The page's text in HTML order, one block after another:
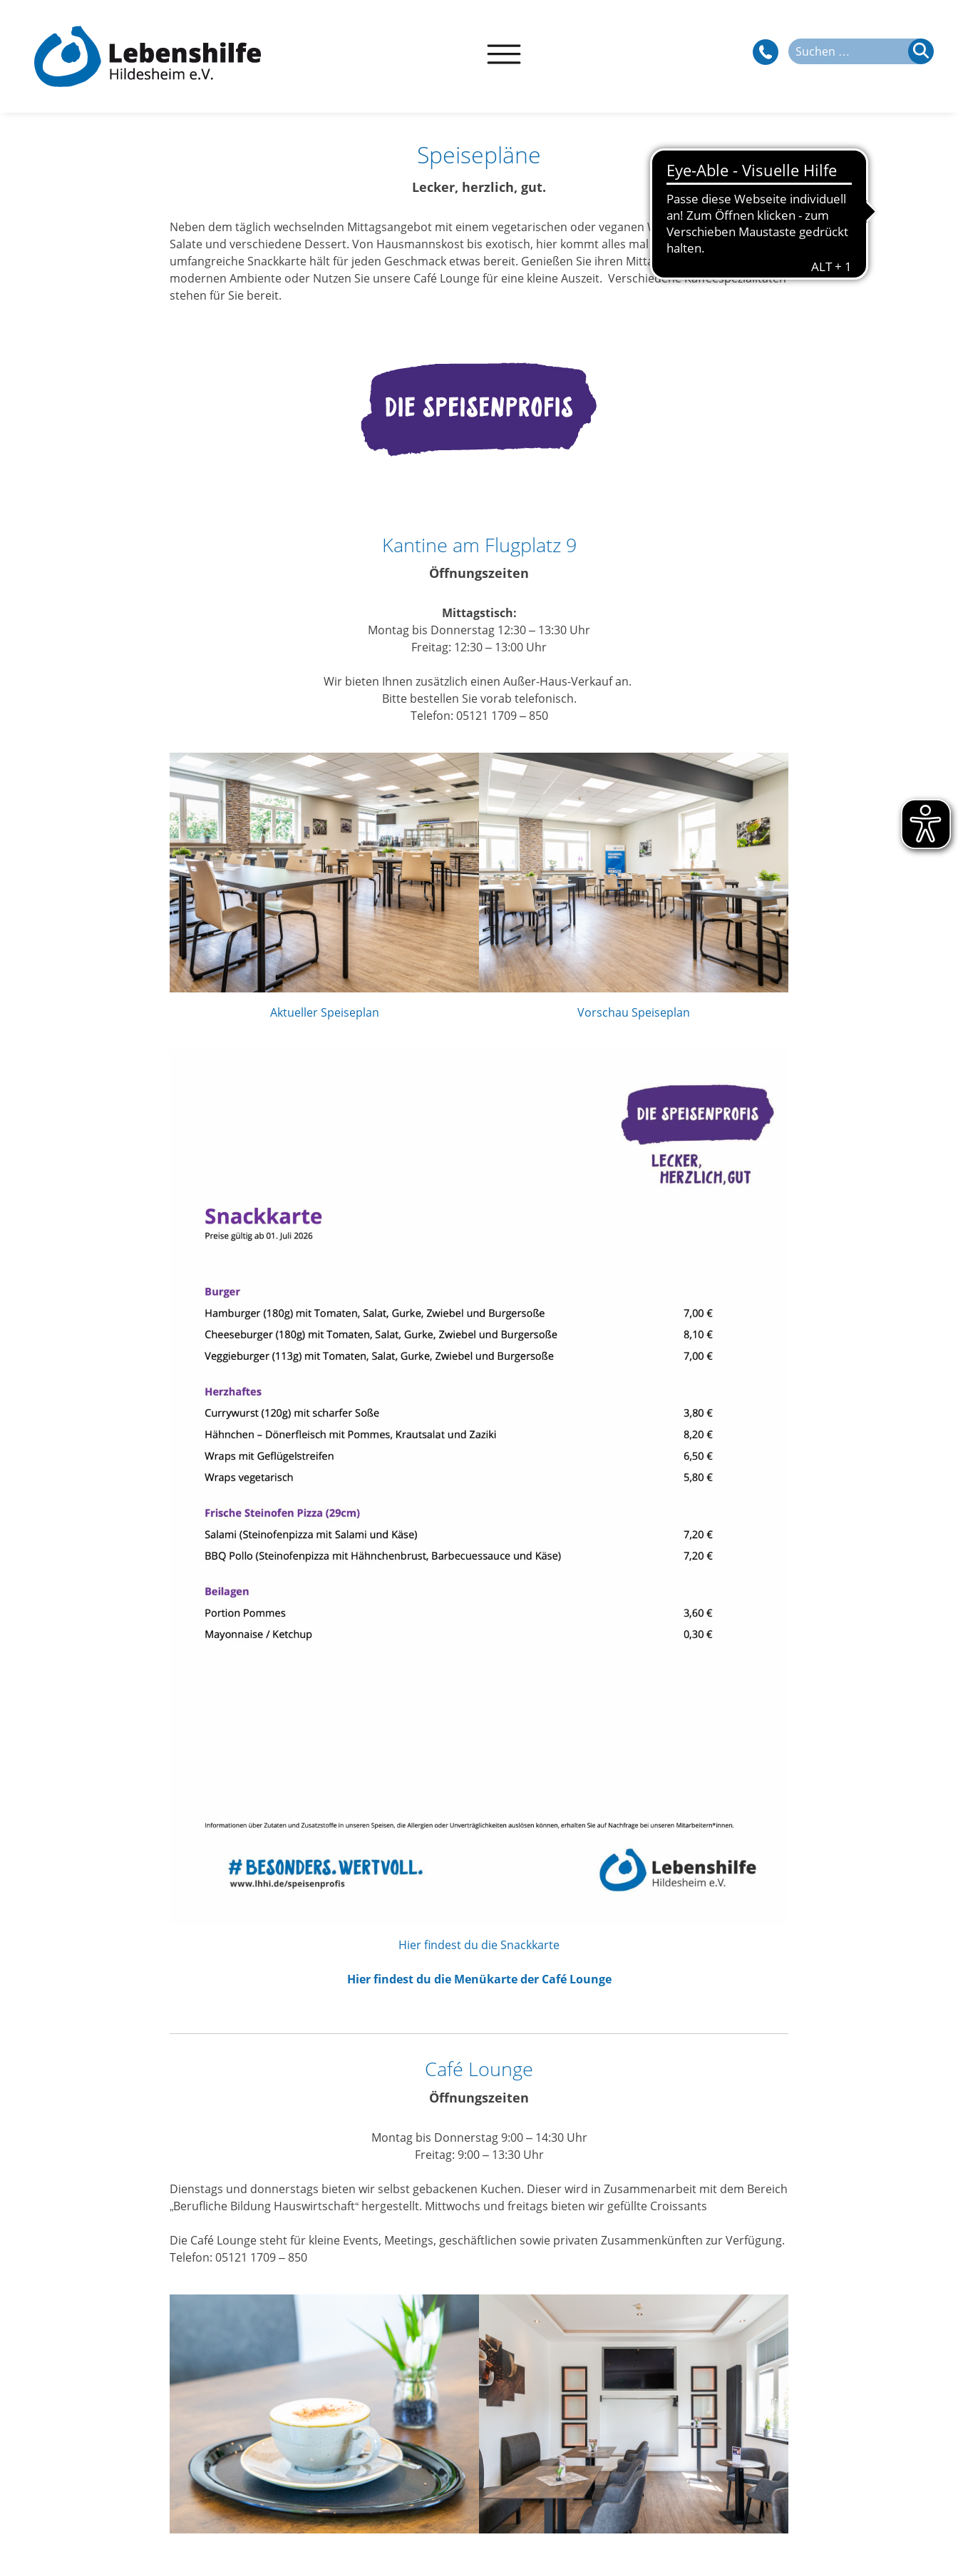
content
Suchen
nach:
Speisepläne
Lecker, herzlich, gut.
Neben dem täglich wechselnden Mittagsangebot mit einem vegetarischen oder veganen Wahlessen bieten wir
Salate und verschiedene Dessert. Von Hausmannskost bis exotisch, hier kommt alles mal auf den Teller. Unsere
umfangreiche Snackkarte hält für jeden Geschmack etwas bereit. Genießen Sie ihren Mittagstisch in einem
modernen Ambiente oder Nutzen Sie unsere Café Lounge für eine kleine Auszeit. Verschiedene Kaffeespezialitäten
stehen für Sie bereit.
Kantine am Flugplatz 9
Öffnungszeiten
Mittagstisch:
Montag bis Donnerstag 12:30 – 13:30 Uhr
Freitag: 12:30 – 13:00 Uhr
Wir bieten Ihnen zusätzlich einen Außer-Haus-Verkauf an.
Bitte bestellen Sie vorab telefonisch.
Telefon: 05121 1709 – 850
Aktueller Speiseplan Vorschau Speiseplan
Hier findest du die Snackkarte
Hier findest du die Menükarte der Café Lounge
Café Lounge
Öffnungszeiten
Montag bis Donnerstag 9:00 – 14:30 Uhr
Freitag: 9:00 – 13:30 Uhr
Dienstags und donnerstags bieten wir selbst gebackenen Kuchen. Dieser wird in Zusammenarbeit mit dem Bereich
„Berufliche Bildung Hauswirtschaft“ hergestellt. Mittwochs und freitags bieten wir gefüllte Croissants
Die Café Lounge steht für kleine Events, Meetings, geschäftlichen sowie privaten Zusammenkünften zur Verfügung.
Telefon: 05121 1709 – 850